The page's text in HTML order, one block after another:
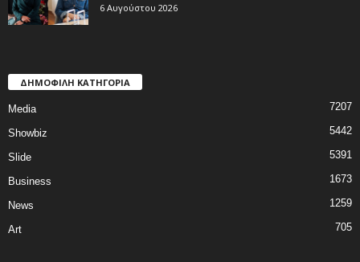
6 Αυγούστου 2026
ΔΗΜΟΦΙΛΗ ΚΑΤΗΓΟΡΙΑ
Media 7207
Showbiz 5442
Slide 5391
Business 1673
News 1259
Art 705